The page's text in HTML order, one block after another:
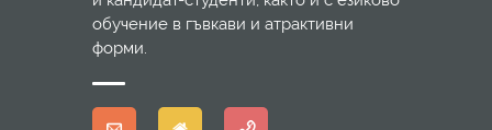
обучение в гъвкави и атрактивни
форми.